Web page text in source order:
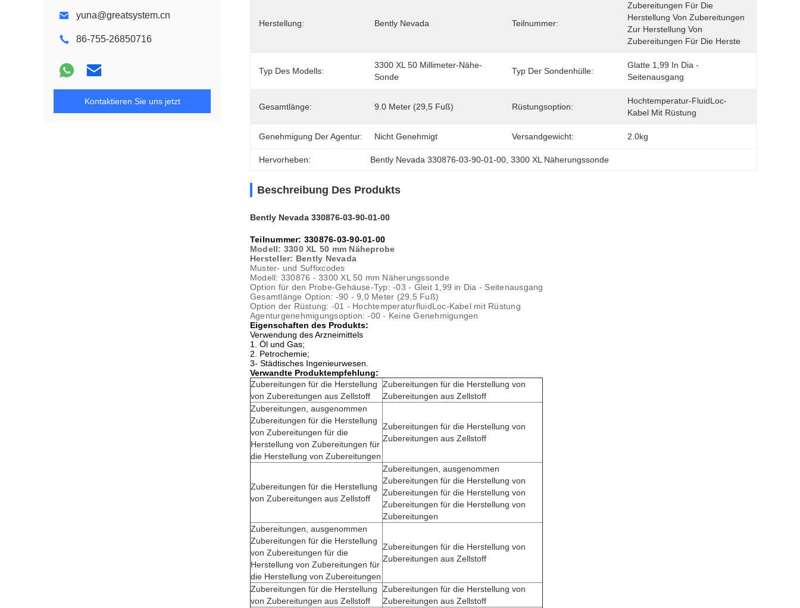
yuna@greatsystem.cn
86-755-26850716
Kontaktieren Sie uns jetzt
Herstellung: Bently Nevada Teilnummer:
Zubereitungen Für Die
Herstellung Von Zubereitungen
Zur Herstellung Von
Zubereitungen Für Die Herste
Typ Des Modells:
3300 XL 50 Millimeter-Nähe-
Sonde
Typ Der Sondenhülle:
Glatte 1,99 In Dia -
Seitenausgang
Gesamtlänge: 9.0 Meter (29,5 Fuß) Rüstungsoption:
Hochtemperatur-FluidLoc-
Kabel Mit Rüstung
Genehmigung Der Agentur: Nicht Genehmigt Versandgewicht: 2.0kg
Hervorheben: Bently Nevada 330876-03-90-01-00 , 3300 XL Näherungssonde
Beschreibung Des Produkts
Bently Nevada 330876-03-90-01-00
Teilnummer: 330876-03-90-01-00
Modell: 3300 XL 50 mm Näheprobe
Hersteller: Bently Nevada
Muster- und Suffixcodes
Modell: 330876 - 3300 XL 50 mm Näherungssonde
Option für den Probe-Gehäuse-Typ: -03 - Gleit 1,99 in Dia - Seitenausgang
Gesamtlänge Option: -90 - 9,0 Meter (29,5 Fuß)
Option der Rüstung: -01 - HochtemperaturfluidLoc-Kabel mit Rüstung
Agenturgenehmigungsoption: -00 - Keine Genehmigungen
Eigenschaften des Produkts:
Verwendung des Arzneimittels
1. Öl und Gas;
2. Petrochemie;
3- Städtisches Ingenieurwesen.
Verwandte Produktempfehlung:
Zubereitungen für die Herstellung
von Zubereitungen aus Zellstoff
Zubereitungen für die Herstellung von
Zubereitungen aus Zellstoff
Zubereitungen, ausgenommen
Zubereitungen für die Herstellung
von Zubereitungen für die
Herstellung von Zubereitungen für
die Herstellung von Zubereitungen
Zubereitungen für die Herstellung von
Zubereitungen aus Zellstoff
Zubereitungen für die Herstellung
von Zubereitungen aus Zellstoff
Zubereitungen, ausgenommen
Zubereitungen für die Herstellung von
Zubereitungen für die Herstellung von
Zubereitungen für die Herstellung von
Zubereitungen
Zubereitungen, ausgenommen
Zubereitungen für die Herstellung
von Zubereitungen für die
Herstellung von Zubereitungen für
die Herstellung von Zubereitungen
Zubereitungen für die Herstellung von
Zubereitungen aus Zellstoff
Zubereitungen für die Herstellung
von Zubereitungen aus Zellstoff
Zubereitungen für die Herstellung von
Zubereitungen aus Zellstoff